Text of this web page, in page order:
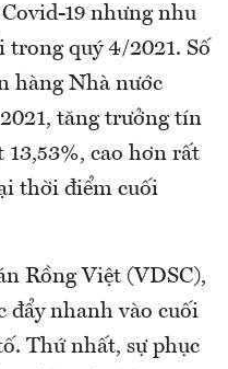
19 nhưng nhu
trong quý 4/2021. Số
hàng Nhà nước
tăng trưởng tín
cao hơn rất
thời điểm cuối
Rồng Việt (VDSC),
đẩy nhanh vào cuối
Thứ nhất, sự phục